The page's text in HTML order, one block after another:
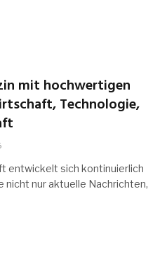
mit hochwertigen
Technologie,
entwickelt sich kontinuierlich
nur aktuelle Nachrichten,